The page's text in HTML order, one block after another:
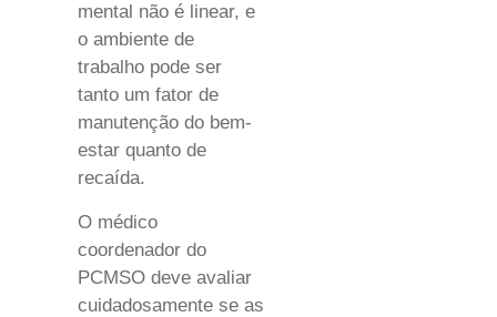
mental não é linear, e
o ambiente de
trabalho pode ser
tanto um fator de
manutenção do bem-
estar quanto de
recaída.
O médico
coordenador do
PCMSO deve avaliar
cuidadosamente se as